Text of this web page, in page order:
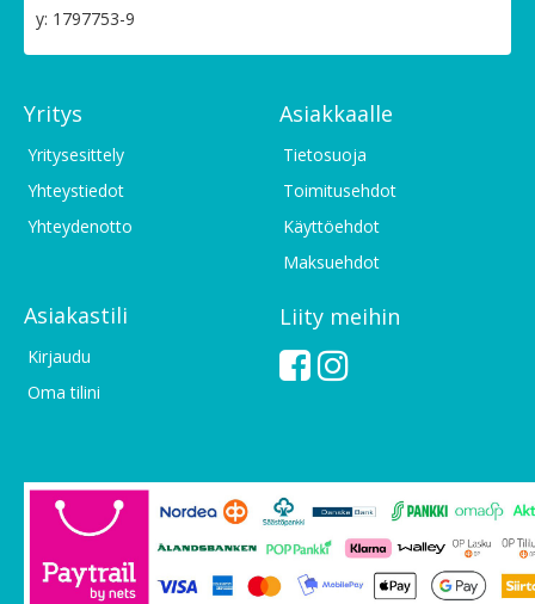
y: 1797753-9
Yritys
Yritysesittely
Yhteystiedot
Yhteydenotto
Asiakkaalle
Tietosuoja
Toimitusehdot
Käyttöehdot
Maksuehdot
Asiakastili
Kirjaudu
Oma tilini
Liity meihin